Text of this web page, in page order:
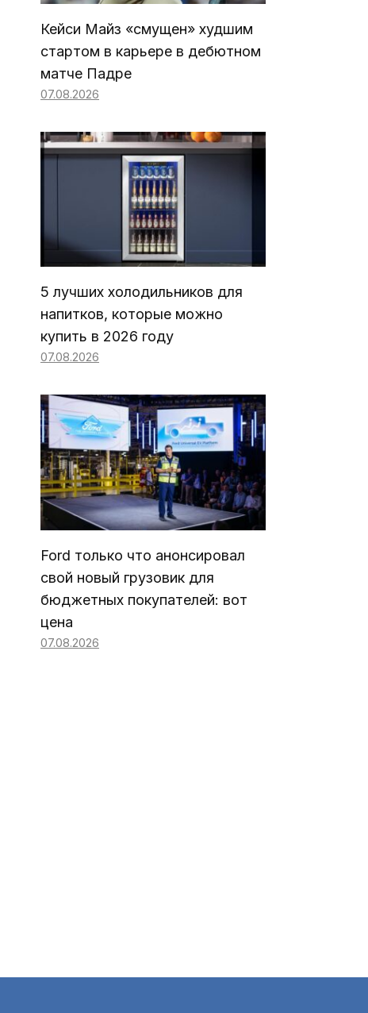
Кейси Майз «смущен» худшим
стартом в карьере в дебютном
матче Падре
07.08.2026
5 лучших холодильников для
напитков, которые можно
купить в 2026 году
07.08.2026
Ford только что анонсировал
свой новый грузовик для
бюджетных покупателей: вот
цена
07.08.2026